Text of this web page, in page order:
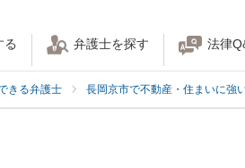
る 弁護士を探す 法律
きる弁護士 長岡京市で不動産・住まいに強